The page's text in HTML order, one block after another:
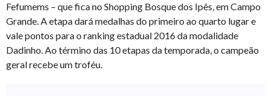
Fefumems – que fica no Shopping Bosque dos Ipês, em Campo
Grande. A etapa dará medalhas do primeiro ao quarto lugar e
vale pontos para o ranking estadual 2016 da modalidade
Dadinho. Ao término das 10 etapas da temporada, o campeão
geral recebe um troféu.